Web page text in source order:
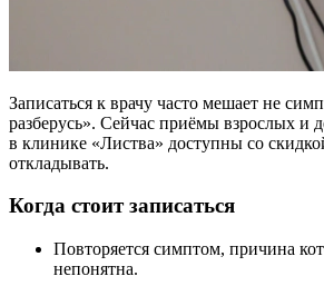
Записаться к врачу часто мешает не
разберусь». Сейчас приёмы взрослых и
в клинике «Листва» доступны со
откладывать.
Когда стоит записаться
Повторяется симптом, причина
непонятна.